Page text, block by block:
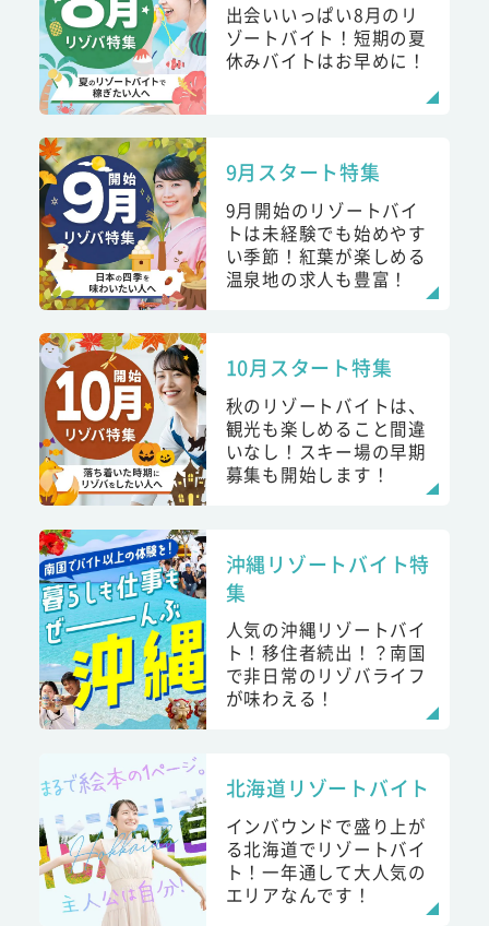
出会いいっぱい8月のリ
ゾートバイト！短期の夏
休みバイトはお早めに！
9月スタート特集
9月開始のリゾートバイ
トは未経験でも始めやす
い季節！紅葉が楽しめる
温泉地の求人も豊富！
10月スタート特集
秋のリゾートバイトは、
観光も楽しめること間違
いなし！スキー場の早期
募集も開始します！
沖縄リゾートバイト特
集
人気の沖縄リゾートバイ
ト！移住者続出！？南国
で非日常のリゾバライフ
が味わえる！
北海道リゾートバイト
インバウンドで盛り上が
る北海道でリゾートバイ
ト！一年通して大人気の
エリアなんです！